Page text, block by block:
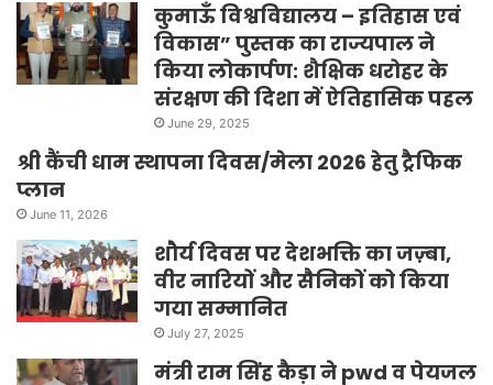
कुमाऊँ विश्वविद्यालय – इतिहास एवं
विकास” पुस्तक का राज्यपाल ने
किया लोकार्पण: शैक्षिक धरोहर के
संरक्षण की दिशा में ऐतिहासिक पहल
June 29, 2025
श्री कैंची धाम स्थापना दिवस/मेला 2026 हेतु ट्रैफिक
प्लान
June 11, 2026
शौर्य दिवस पर देशभक्ति का जज़्बा,
वीर नारियों और सैनिकों को किया
गया सम्मानित
July 27, 2025
मंत्री राम सिंह कैड़ा ने pwd व पेयजल